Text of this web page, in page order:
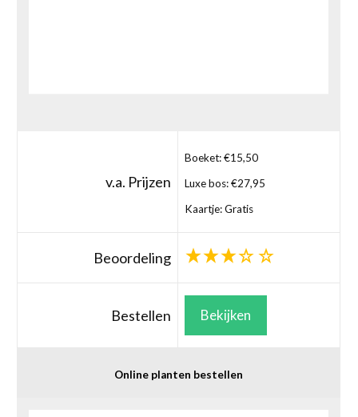
v.a. Prijzen
Boeket: €15,50
Luxe bos: €27,95
Kaartje: Gratis
Beoordeling
Bestellen Bekijken
Online planten bestellen